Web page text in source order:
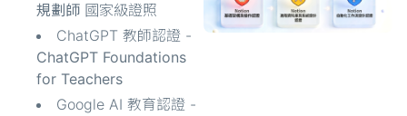
規劃師 國家級證照
ChatGPT 教師認證 -
ChatGPT Foundations
for Teachers
Google AI 教育認證 -